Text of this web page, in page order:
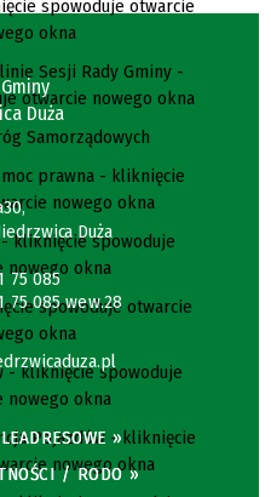
Duża
Duża
75 085
75 085 wew.28
»
/ RODO »